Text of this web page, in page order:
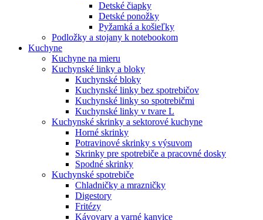
Detské čiapky
Detské ponožky
Pyžamká a košieľky
Podložky a stojany k notebookom
Kuchyne
Kuchyne na mieru
Kuchynské linky a bloky
Kuchynské bloky
Kuchynské linky bez spotrebičov
Kuchynské linky so spotrebičmi
Kuchynské linky v tvare L
Kuchynské skrinky a sektorové kuchyne
Horné skrinky
Potravinové skrinky s výsuvom
Skrinky pre spotrebiče a pracovné dosky
Spodné skrinky
Kuchynské spotrebiče
Chladničky a mrazničky
Digestory
Fritézy
Kávovary a varné kanvice